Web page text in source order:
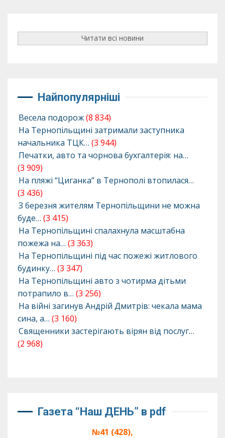
Читати всі новини
Найпопулярніші
Весела подорож(8 834)
На Тернопільщині затримали заступника
начальника ТЦК… (3 944)
Печатки, авто та чорнова бухгалтерія: на…
(3 909)
На пляжі “Циганка” в Тернополі втопилася…
(3 436)
З березня жителям Тернопільщини не можна
буде… (3 415)
На Тернопільщині спалахнула масштабна
пожежа на… (3 363)
На Тернопільщині під час пожежі житлового
будинку… (3 347)
На Тернопільщині авто з чотирма дітьми
потрапило в… (3 256)
На війні загинув Андрій Дмитрів: чекала мама
сина, а… (3 160)
Священники застерігають вірян від послуг…
(2 968)
Газета “Наш ДЕНЬ” в pdf
№41 (428),